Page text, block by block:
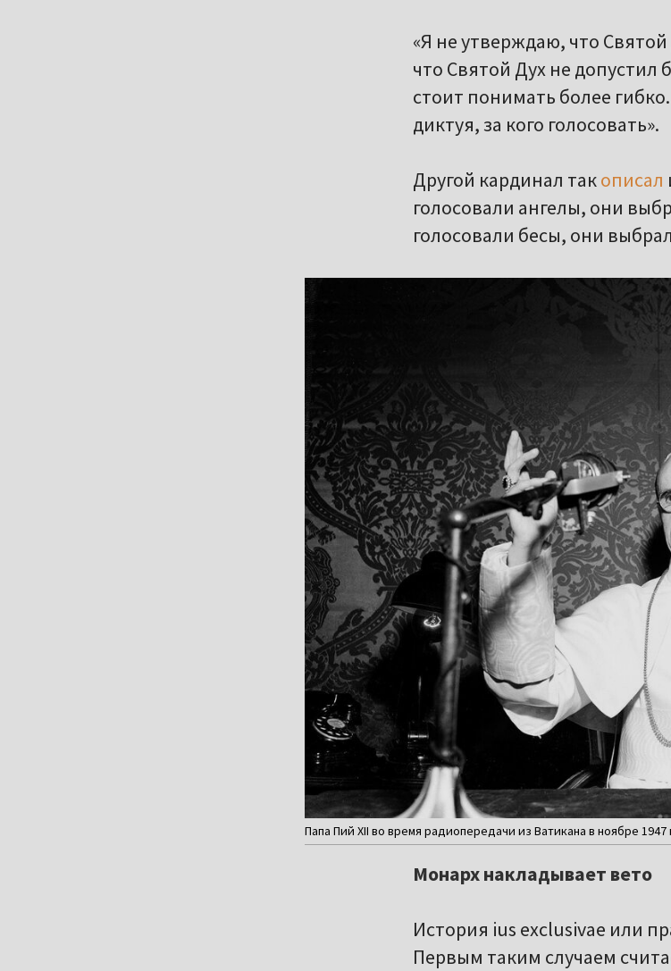
«Я не утверждаю, что
что Святой Дух не допустил
стоит понимать более
диктуя, за кого голосовать».
Другой кардинал такописал
голосовали ангелы, они
голосовали бесы, они
Папа Пий XII во время радиопередачи из Ватикана в ноябре
Монарх накладывает вето
История ius exclusivae или
Первым таким случаем